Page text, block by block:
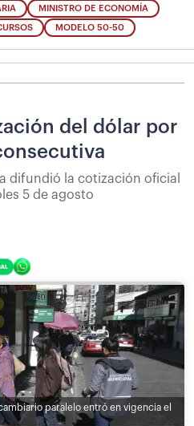
MINISTRO DE ECONOMÍA
MODELO 50-50
del dólar por
difundió la cotización oficial
5 de agosto
paralelo entró en vigencia el